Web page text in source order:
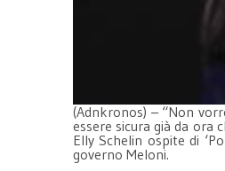
(Adnkronos) – “Non
essere sicura già da ora
Elly Schelin ospite di
governo Meloni.